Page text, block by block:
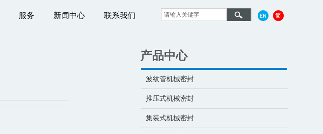
服务 新闻中心 联系我们
产品中心
波纹管机械密封
推压式机械密封
集装式机械密封